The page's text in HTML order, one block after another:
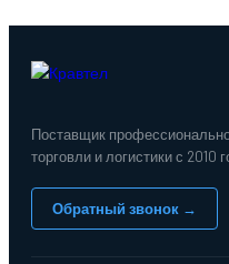
Поставщик
торговли и логистики с 2010
Обратный звонок →